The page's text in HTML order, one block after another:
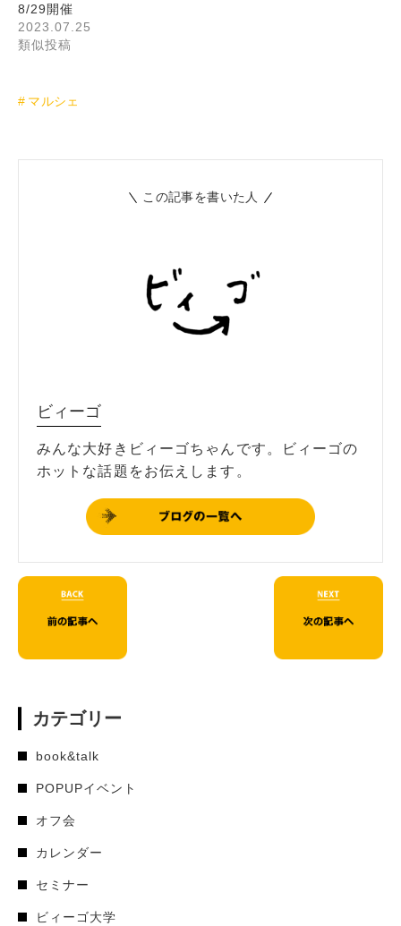
8/29開催
2023.07.25
類似投稿
マルシェ
この記事を書いた人
ビィーゴ
みんな大好きビィーゴちゃんです。ビィーゴの
ホットな話題をお伝えします。
カテゴリー
book&talk
POPUPイベント
オフ会
カレンダー
セミナー
ビィーゴ大学